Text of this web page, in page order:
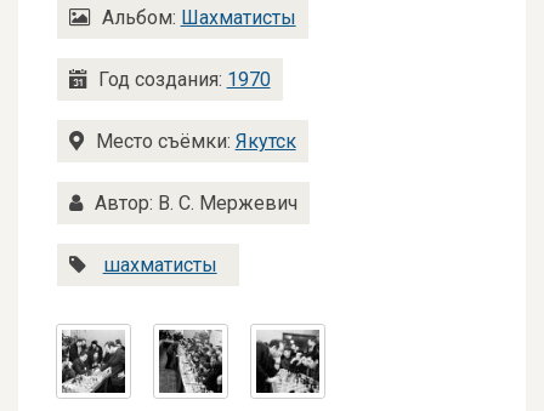
Альбом: Шахматисты
Год создания: 1970
Место съёмки: Якутск
Автор: В. С. Мержевич
шахматисты